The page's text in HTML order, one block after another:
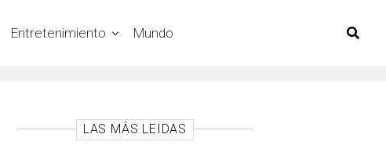
Entretenimiento Mundo
LAS MÁS LEIDAS